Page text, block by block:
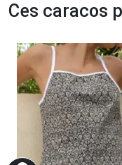
Ces caracos